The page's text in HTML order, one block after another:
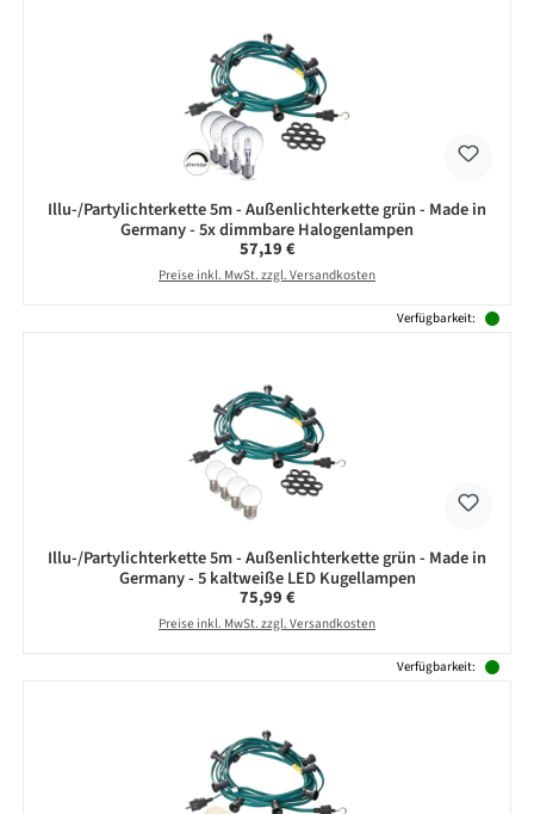
Illu-/Partylichterkette 5m - Außenlichterkette grün - Made in
Germany - 5x dimmbare Halogenlampen
Regulärer Preis:
57,19 €
Preise inkl. MwSt. zzgl. Versandkosten
Verfügbarkeit:
Illu-/Partylichterkette 5m - Außenlichterkette grün - Made in
Germany - 5 kaltweiße LED Kugellampen
Regulärer Preis:
75,99 €
Preise inkl. MwSt. zzgl. Versandkosten
Verfügbarkeit: